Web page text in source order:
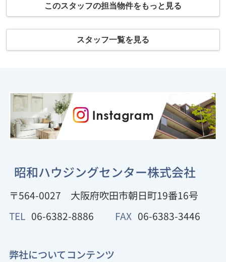
このスタッフの担当物件をもっと見る
スタッフ一覧を見る
昭和ハウジングセンター株式会社
〒564-0027
大阪府吹田市朝日町19番16号
TEL 06-6382-8886 FAX 06-6383-3446
弊社について コンテンツ